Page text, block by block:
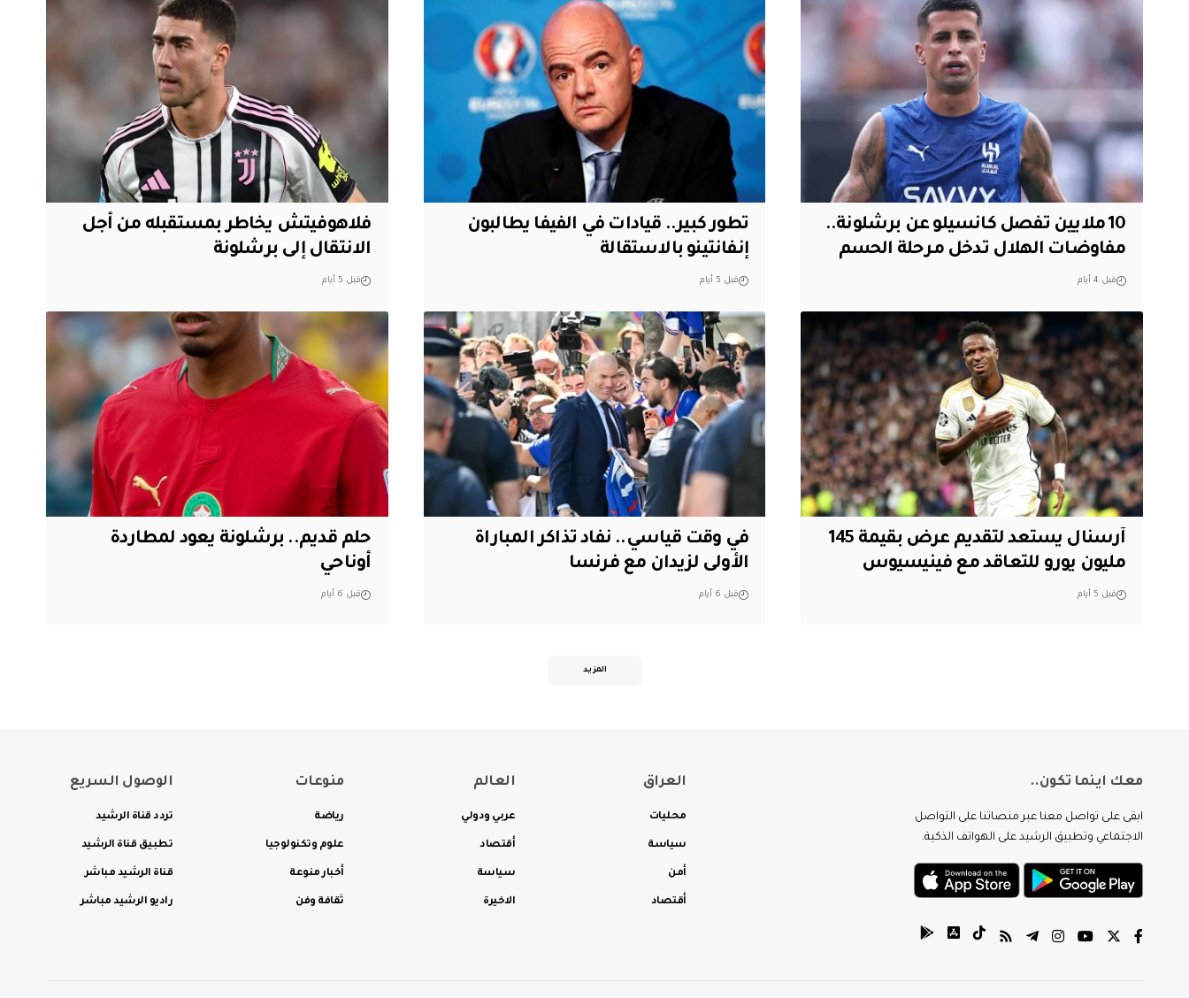
10 ملايين تفصل كانسيلو عن برشلونة..
مفاوضات الهلال تدخل مرحلة الحسم
قبل 4 أيام
تطور كبير.. قيادات في الفيفا يطالبون
إنفانتينو بالاستقالة
قبل 5 أيام
فلاهوفيتش يخاطر بمستقبله من أجل
الانتقال إلى برشلونة
قبل 5 أيام
آرسنال يستعد لتقديم عرض بقيمة 145
مليون يورو للتعاقد مع فينيسيوس
قبل 5 أيام
في وقت قياسي.. نفاد تذاكر المباراة
الأولى لزيدان مع فرنسا
قبل 6 أيام
حلم قديم.. برشلونة يعود لمطاردة
أوناحي
قبل 6 أيام
المزيد
معك اينما تكون..
ابقى على تواصل معنا عبر منصاتنا على التواصل
الاجتماعي وتطبيق الرشيد على الهواتف الذكية.
العراق
محليات
سياسة
أمن
أقتصاد
العالم
عربي ودولي
أقتصاد
سياسة
الاخيرة
منوعات
رياضة
علوم وتكنولوجيا
أخبار منوعة
ثقافة وفن
الوصول السريع
تردد قناة الرشيد
تطبيق قناة الرشيد
قناة الرشيد مباشر
راديو الرشيد مباشر